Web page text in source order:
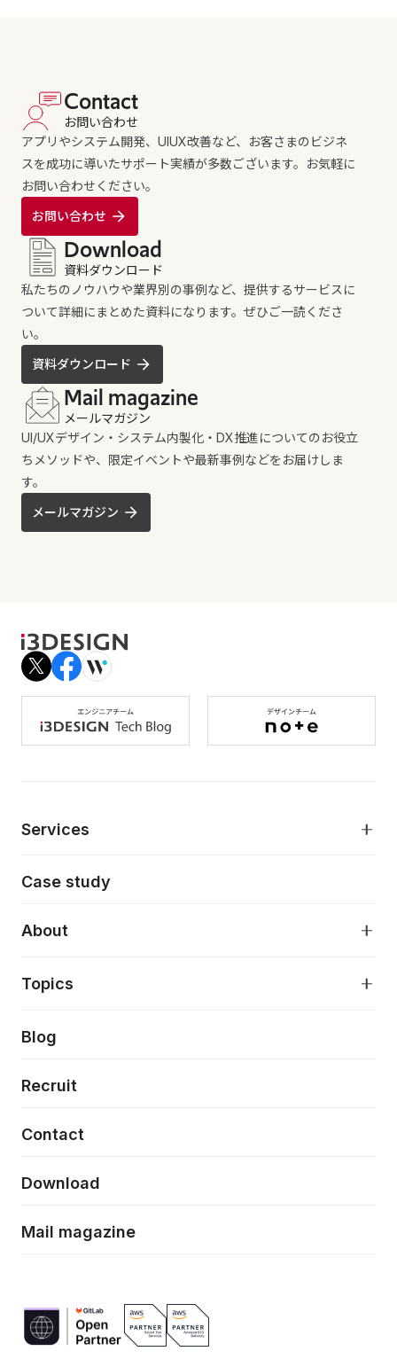
Contact
お問い合わせ
アプリやシステム開発、UIUX改善など、お客さまのビジネ
スを成功に導いたサポート実績が多数ございます。お気軽に
お問い合わせください。
お問い合わせ
Download
資料ダウンロード
私たちのノウハウや業界別の事例など、提供するサービスに
ついて詳細にまとめた資料になります。ぜひご一読くださ
い。
資料ダウンロード
Mail magazine
メールマガジン
UI/UXデザイン・システム内製化・DX推進についてのお役立
ちメソッドや、限定イベントや最新事例などをお届けしま
す。
メールマガジン
Services
AI駆動開発支援
モダナイゼーション
特徴量エンジニアリングと生成AI
デジタルプロダクトデザイン
デザインシステム構築支援
フロントエンド開発
Case study
About
About
当社が目指しているもの
Topics
Press release
News
Event/Seminer
Blog
Recruit
Contact
Download
Mail magazine